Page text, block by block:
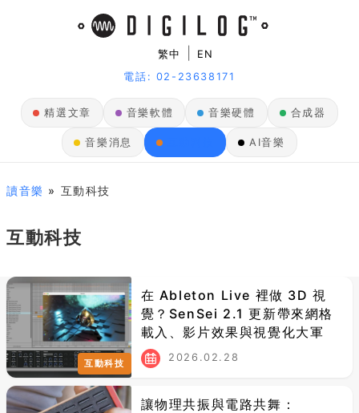
繁中
EN
電話: 02-23638171
精選文章 音樂軟體 音樂硬體 合成器
音樂消息 AI音樂
讀音樂 » 互動科技
互動科技
互動科技
在 Ableton Live 裡做 3D 視
覺？SenSei 2.1 更新帶來網格
載入、影片效果與視覺化大軍
2026.02.28
讓物理共振與電路共舞：